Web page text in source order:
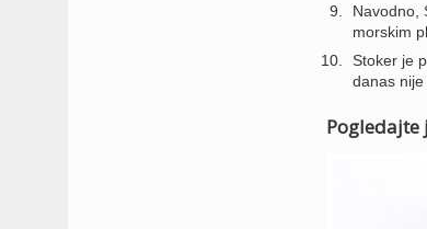
Navodno,
morskim
Stoker je
danas
Pogledajte